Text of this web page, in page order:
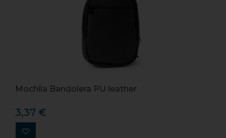
Mochila Bandolera PU leather
3,37 €